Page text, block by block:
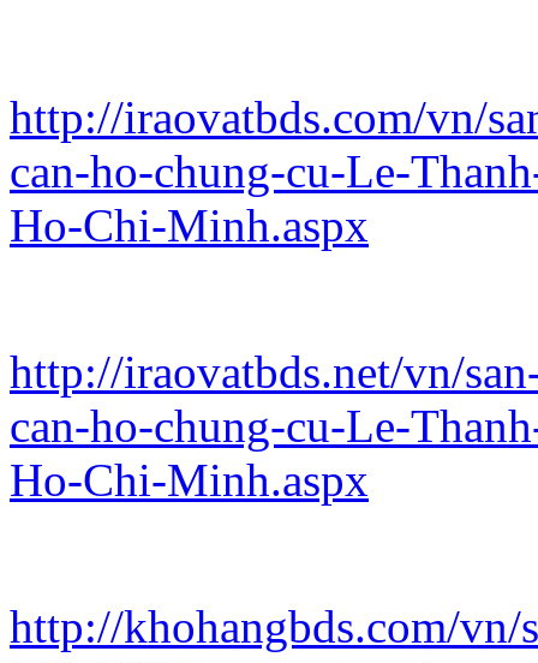
http://iraovatbds.com/vn/
can-ho-chung-cu-Le-
Ho-Chi-Minh.aspx
http://iraovatbds.net/vn/
can-ho-chung-cu-Le-
Ho-Chi-Minh.aspx
http://khohangbds.com/vn/